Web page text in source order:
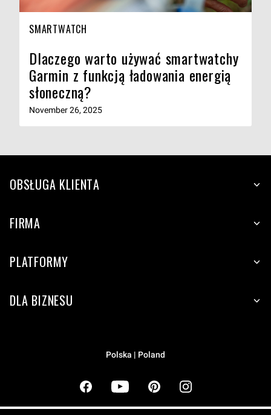
SMARTWATCH
Dlaczego warto używać smartwatchy
Garmin z funkcją ładowania energią
słoneczną?
November 26, 2025
OBSŁUGA KLIENTA
FIRMA
PLATFORMY
DLA BIZNESU
Polska | Poland